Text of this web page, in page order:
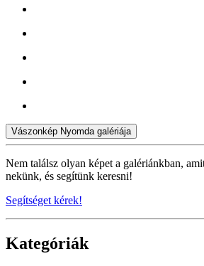
Vászonkép Nyomda galériája
Nem találsz olyan képet a galériánkban,
nekünk, és segítünk keresni!
Segítséget kérek!
Kategóriák